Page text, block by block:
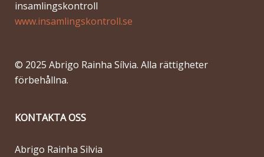
insamlingskontroll
www.insamlingskontroll.se
© 2025 Abrigo Rainha Sílvia. Alla rättigheter
förbehållna.
KONTAKTA OSS
Abrigo Rainha Silvia